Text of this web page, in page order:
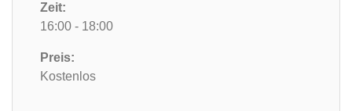
Zeit:
16:00 - 18:00
Preis:
Kostenlos